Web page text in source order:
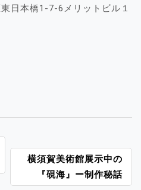
日本橋1-7-6メリットビル１
横須賀美術館展示中の
『硯海』ー制作秘話